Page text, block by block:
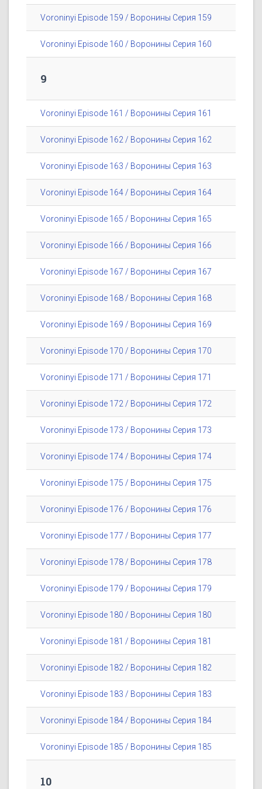
Voroninyi Episode 159 / Воронины Серия 159
Voroninyi Episode 160 / Воронины Серия 160
9
Voroninyi Episode 161 / Воронины Серия 161
Voroninyi Episode 162 / Воронины Серия 162
Voroninyi Episode 163 / Воронины Серия 163
Voroninyi Episode 164 / Воронины Серия 164
Voroninyi Episode 165 / Воронины Серия 165
Voroninyi Episode 166 / Воронины Серия 166
Voroninyi Episode 167 / Воронины Серия 167
Voroninyi Episode 168 / Воронины Серия 168
Voroninyi Episode 169 / Воронины Серия 169
Voroninyi Episode 170 / Воронины Серия 170
Voroninyi Episode 171 / Воронины Серия 171
Voroninyi Episode 172 / Воронины Серия 172
Voroninyi Episode 173 / Воронины Серия 173
Voroninyi Episode 174 / Воронины Серия 174
Voroninyi Episode 175 / Воронины Серия 175
Voroninyi Episode 176 / Воронины Серия 176
Voroninyi Episode 177 / Воронины Серия 177
Voroninyi Episode 178 / Воронины Серия 178
Voroninyi Episode 179 / Воронины Серия 179
Voroninyi Episode 180 / Воронины Серия 180
Voroninyi Episode 181 / Воронины Серия 181
Voroninyi Episode 182 / Воронины Серия 182
Voroninyi Episode 183 / Воронины Серия 183
Voroninyi Episode 184 / Воронины Серия 184
Voroninyi Episode 185 / Воронины Серия 185
10